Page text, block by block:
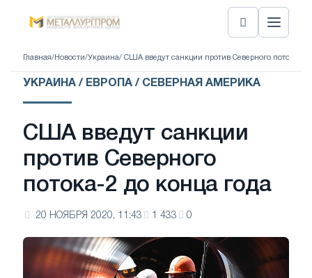
Главная/ Новости/Украина/ США введут санкции против Северного потока-2
УКРАИНА / ЕВРОПА / СЕВЕРНАЯ АМЕРИКА
США введут санкции
против Северного
потока-2 до конца года
20 НОЯБРЯ 2020, 11:43 1 433 0